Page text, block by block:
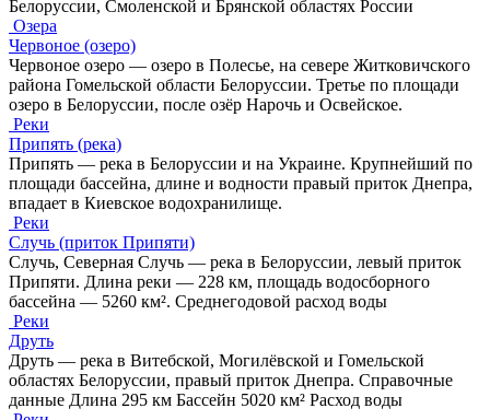
Белоруссии, Смоленской и Брянской областях России
Озера
Червоное (озеро)
Червоное озеро — озеро в Полесье, на севере Житковичского
района Гомельской области Белоруссии. Третье по площади
озеро в Белоруссии, после озёр Нарочь и Освейское.
Реки
Припять (река)
Припять — река в Белоруссии и на Украине. Крупнейший по
площади бассейна, длине и водности правый приток Днепра,
впадает в Киевское водохранилище.
Реки
Случь (приток Припяти)
Случь, Северная Случь — река в Белоруссии, левый приток
Припяти. Длина реки — 228 км, площадь водосборного
бассейна — 5260 км². Среднегодовой расход воды
Реки
Друть
Друть — река в Витебской, Могилёвской и Гомельской
областях Белоруссии, правый приток Днепра. Справочные
данные Длина 295 км Бассейн 5020 км² Расход воды